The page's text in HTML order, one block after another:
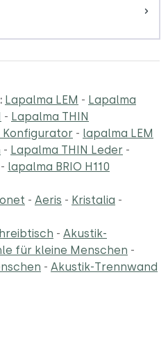
: Lapalma LEM - Lapalma
- Lapalma THIN
Konfigurator - lapalma LEM
- Lapalma THIN Leder -
- lapalma BRIO H110
- Aeris - Kristalia -
- Akustik-
für kleine Menschen -
- Akustik-Trennwand